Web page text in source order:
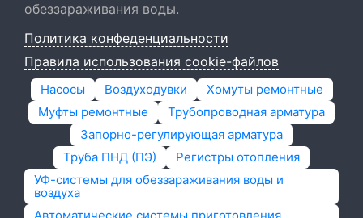
обеззараживания воды.
Политика конфеденциальности
Правила использования cookie-файлов
Насосы Воздуходувки
Хомуты ремонтные
Муфты ремонтные
Трубопроводная арматура
Запорно-регулирующая арматура
Труба ПНД (ПЭ)
Регистры отопления
УФ-системы для обеззараживания воды и
воздуха